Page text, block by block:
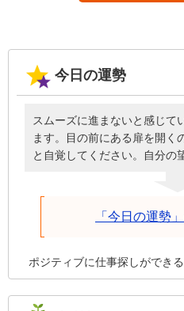
今日の運勢
スムーズに進まないと感じて
ます。目の前にある扉を開く
と自覚してください。自分の
分が歩を進めることを前提に
話しかけた方が、今日は物事
「今日の運勢
ポジティブに仕事探しができ